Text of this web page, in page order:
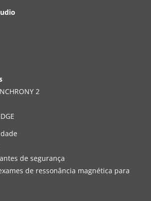
2
de segurança
de ressonância magnética para